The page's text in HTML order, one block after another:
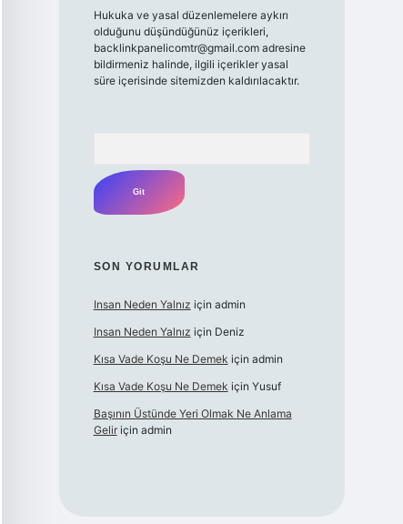
Hukuka ve yasal düzenlemelere aykırı
olduğunu düşündüğünüz içerikleri,
backlinkpanelicomtr@gmail.comadresine
bildirmeniz halinde, ilgili içerikler yasal
süre içerisinde sitemizden kaldırılacaktır.
SON YORUMLAR
Insan Neden Yalnız için admin
Insan Neden Yalnız için Deniz
Kısa Vade Koşu Ne Demek için admin
Kısa Vade Koşu Ne Demek için Yusuf
Başının Üstünde Yeri Olmak Ne Anlama
Geliriçin admin